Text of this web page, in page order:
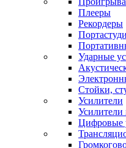
Плееры
Рекордеры
Ударные
Стойки,
Усилители
Цифровые